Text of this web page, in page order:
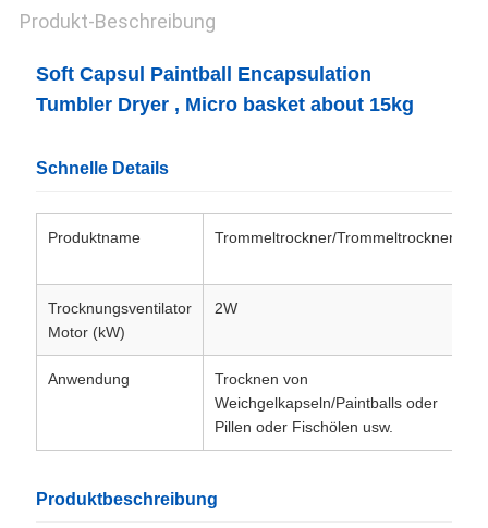
Produkt-Beschreibung
Soft Capsul Paintball Encapsulation
Tumbler Dryer , Micro basket about 15kg
Schnelle Details
Produktname Trommeltrockner/Trommeltrockner
Trocknungsventilator
Motor (kW)
2W
Anwendung
Trocknen von
Weichgelkapseln/Paintballs oder
Pillen oder Fischölen usw.
Produktbeschreibung